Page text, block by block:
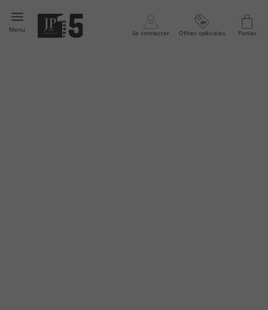
Menu Se connecter Offres spéciales Panier